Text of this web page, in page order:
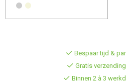
Bespaar tijd &
Gratis
Binnen 2 à 3